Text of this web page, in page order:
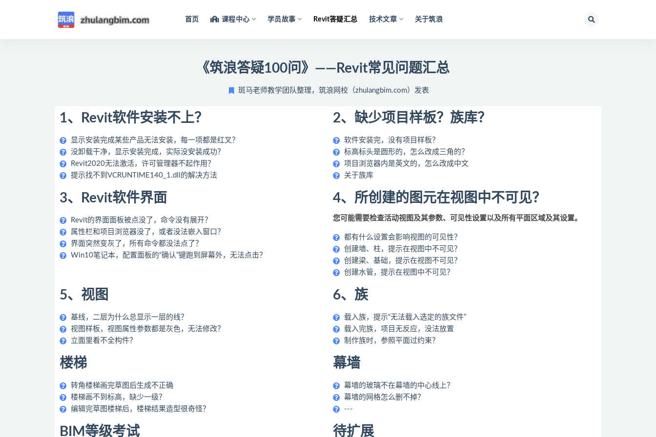
首页 课程中心 学员故事 Revit答疑汇总 技术文章 关于筑浪
《筑浪答疑100问》——Revit常见问题汇总
斑马老师教学团队整理，筑浪网校（zhulangbim.com）发表
1、Revit软件安装不上？
显示安装完成某些产品无法安装，每一项都是红叉？
没卸载干净，显示安装完成，实际没安装成功？
Revit2020无法激活，许可管理器不起作用？
提示找不到VCRUNTIME140_1.dll的解决方法
2、缺少项目样板？族库？
软件安装完，没有项目样板？
标高标头是圆形的，怎么改成三角的？
项目浏览器内是英文的，怎么改成中文
关于族库
3、Revit软件界面
Revit的界面面板被点没了，命令没有展开？
属性栏和项目浏览器没了，或者没法嵌入窗口？
界面突然变灰了，所有命令都没法点了？
Win10笔记本，配置面板的“确认”键跑到屏幕外，无法点击？
4、所创建的图元在视图中不可见？
您可能需要检查活动视图及其参数、可见性设置以及所有平面区域及其设置。
都有什么设置会影响视图的可见性？
创建墙、柱，提示在视图中不可见？
创建梁、基础，提示在视图不可见？
创建水管，提示在视图中不可见？
5、视图
基线，二层为什么总显示一层的线？
视图样板，视图属性参数都是灰色，无法修改？
立面里看不全构件？
6、族
载入族，提示“无法载入选定的族文件”
载入完族，项目无反应，没法放置
制作族时，参照平面过约束？
楼梯
转角楼梯画完草图后生成不正确
楼梯画不到标高，缺少一级？
编辑完草图楼梯后，楼梯结果造型很奇怪？
幕墙
幕墙的玻璃不在幕墙的中心线上？
幕墙的网格怎么删不掉？
---
BIM等级考试 待扩展